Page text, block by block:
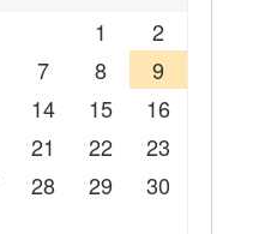
1
2
7 8
9
14 15
16
21 22
23
28 29
30